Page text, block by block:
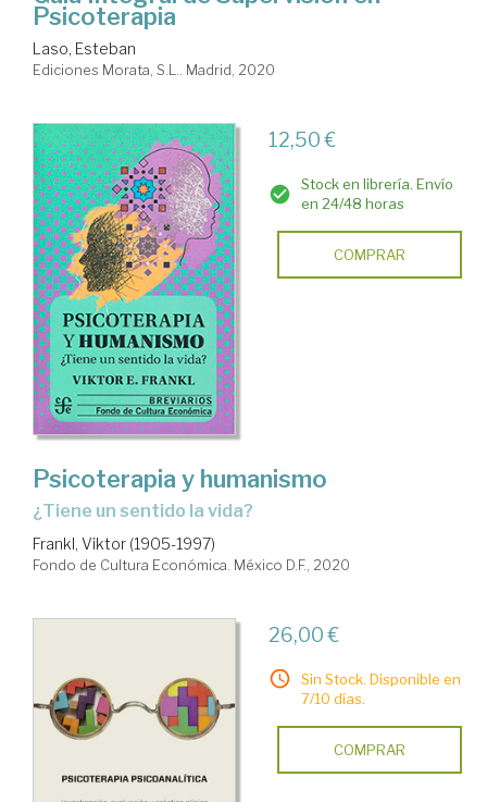
Psicoterapia
Laso, Esteban
Ediciones Morata, S.L.. Madrid, 2020
12,50 €
Stock en librería. Envío
en 24/48 horas
COMPRAR
Psicoterapia y humanismo
¿tiene un sentido la vida?
Frankl, Viktor (1905-1997)
Fondo de Cultura Económica. México D.F., 2020
26,00 €
Sin Stock. Disponible en
7/10 días.
COMPRAR